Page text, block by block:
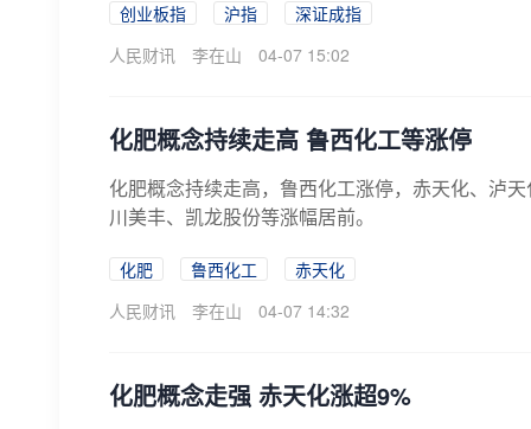
创业板指 沪指
深证成指
人民财讯
李在山 04-07 15:02
化肥概念持续走高 鲁西化工等涨停
化肥概念持续走高，鲁西化工涨停，赤天化、泸
川美丰、凯龙股份等涨幅居前。
化肥 鲁西化工
赤天化
人民财讯
李在山 04-07 14:32
化肥概念走强 赤天化涨超9%